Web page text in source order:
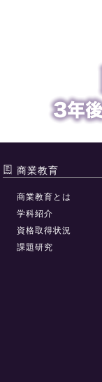
商業教育
商業教育とは
学科紹介
資格取得状況
課題研究